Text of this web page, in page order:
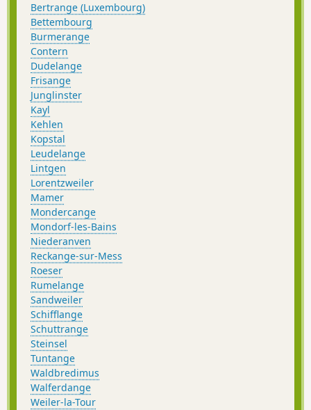
Bertrange (Luxembourg)
Bettembourg
Burmerange
Contern
Dudelange
Frisange
Junglinster
Kayl
Kehlen
Kopstal
Leudelange
Lintgen
Lorentzweiler
Mamer
Mondercange
Mondorf-les-Bains
Niederanven
Reckange-sur-Mess
Roeser
Rumelange
Sandweiler
Schifflange
Schuttrange
Steinsel
Tuntange
Waldbredimus
Walferdange
Weiler-la-Tour